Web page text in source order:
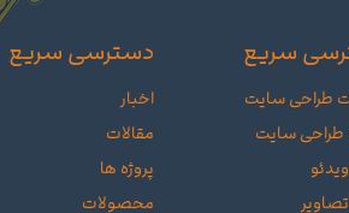
سریع
طراحی سایت
طراحی سایت
دسترسی سریع
اخبار
مقالات
پروژه ها
محصولات